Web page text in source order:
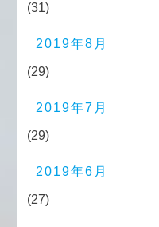
(31)
2019年8月
(29)
2019年7月
(29)
2019年6月
(27)